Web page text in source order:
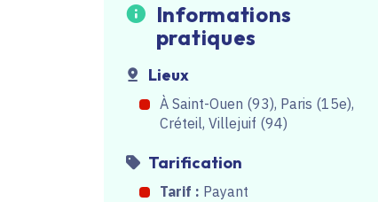
Informations
pratiques
Lieux
À Saint-Ouen (93), Paris (15e),
Créteil, Villejuif (94)
Tarification
Tarif : Payant